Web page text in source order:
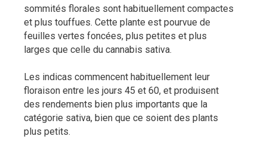
sommités florales sont habituellement compactes
et plus touffues. Cette plante est pourvue de
feuilles vertes foncées, plus petites et plus
larges que celle du cannabis sativa.
Les indicas commencent habituellement leur
floraison entre les jours 45 et 60, et produisent
des rendements bien plus importants que la
catégorie sativa, bien que ce soient des plants
plus petits.